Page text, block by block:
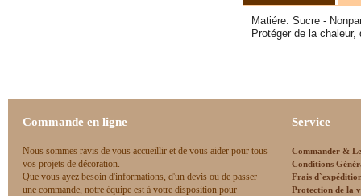
Matiére: Sucre -
Protéger de la
Commande en ligne
Nous sommes ravis de vous accueillir et de vous aider pour tous
vos projets de décoration.
Que vous ayez besoin d'informations, d'un devis ou de passer
une commande, notre équipe est à votre disposition pour
Service
Commander &
Conditions
Frais
Protection de la